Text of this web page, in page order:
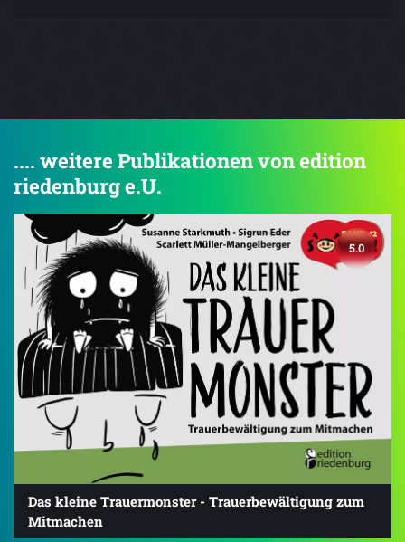
.... weitere Publikationen von edition
riedenburg e.U.
5.0
Das kleine Trauermonster - Trauerbewältigung zum
Mitmachen